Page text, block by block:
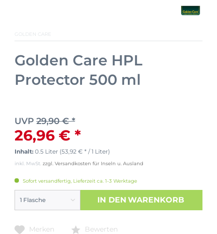
GOLDEN CARE
Golden Care HPL
Protector 500 ml
UVP 29,90 € *
26,96 € *
Inhalt: 0.5 Liter (53,92 € * / 1 Liter)
inkl. MwSt. zzgl. Versandkosten für Inseln u. Ausland
Sofort versandfertig, Lieferzeit ca. 1-3 Werktage
IN DEN WARENKORB
Merken Bewerten